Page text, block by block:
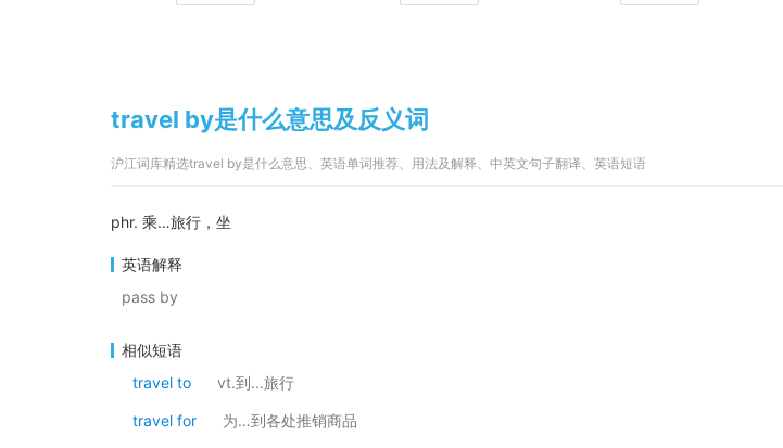
travel by是什么意思及反义词
沪江词库精选travel by是什么意思、英语单词推荐、用法及解释、中英文句子翻译、英语短语
phr. 乘…旅行，坐
英语解释
pass by
相似短语
travel to
vt.到...旅行
travel for 为…到各处推销商品